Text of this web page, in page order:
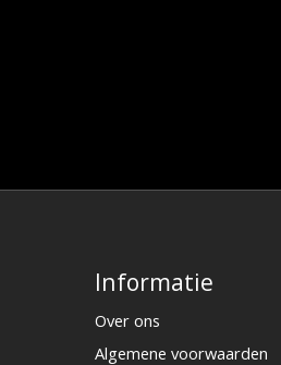
Informatie
Over ons
Algemene voorwaarden